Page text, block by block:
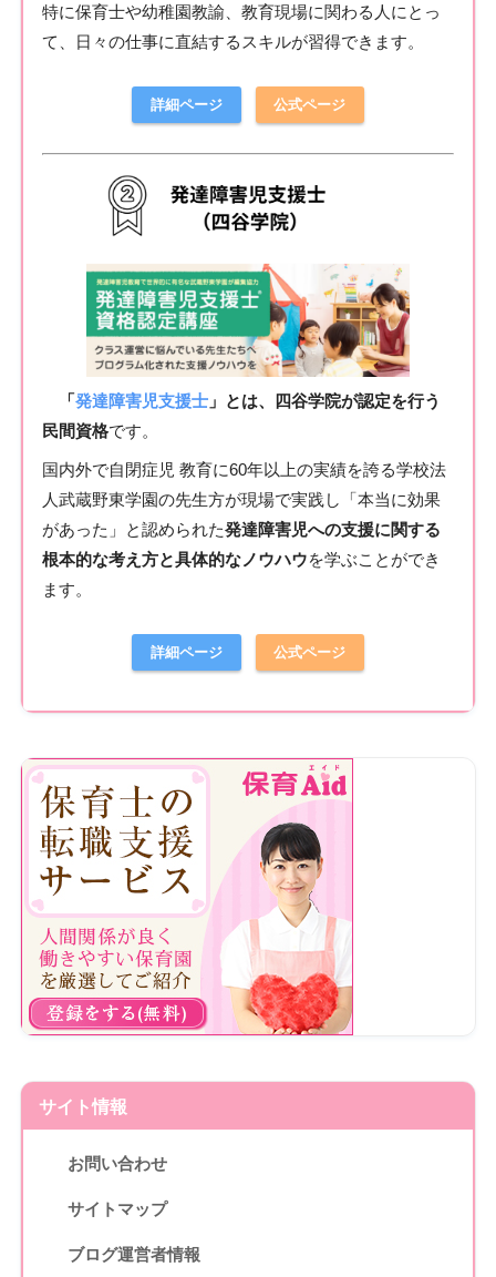
特に保育士や幼稚園教諭、教育現場に関わる人にとっ
て、日々の仕事に直結するスキルが習得できます。
詳細ページ 公式ページ
「発達障害児支援士」とは、四谷学院が認定を行う
民間資格です。
国内外で自閉症児 教育に60年以上の実績を誇る学校法
人武蔵野東学園の先生方が現場で実践し「本当に効果
があった」と認められた発達障害児への支援に関する
根本的な考え方と具体的なノウハウを学ぶことができ
ます。
詳細ページ 公式ページ
サイト情報
お問い合わせ
サイトマップ
ブログ運営者情報